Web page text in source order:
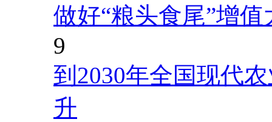
做好“粮头食尾”增值
9
到2030年全国现代
升